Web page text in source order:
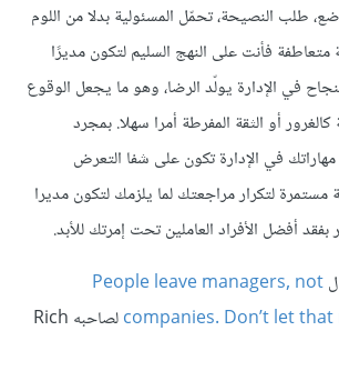
طلب النصيحة، تحمّل المسئولية بدلا من اللوم
متعاطفة فأنت على النهج السليم لتكون مديرًا
في الإدارة يولّد الرضا، وهو ما يجعل الوقوع
أو الثقة المفرطة أمرا سهلا. بمجرد
في الإدارة تكون على شفا التعرض
لتكرار مراجعتك لما يلزمك لتكون مديرا
أفضل الأفراد العاملين تحت إمرتك للأبد.
People leave managers, not
companies. Don’t let
لصاحبه Rich